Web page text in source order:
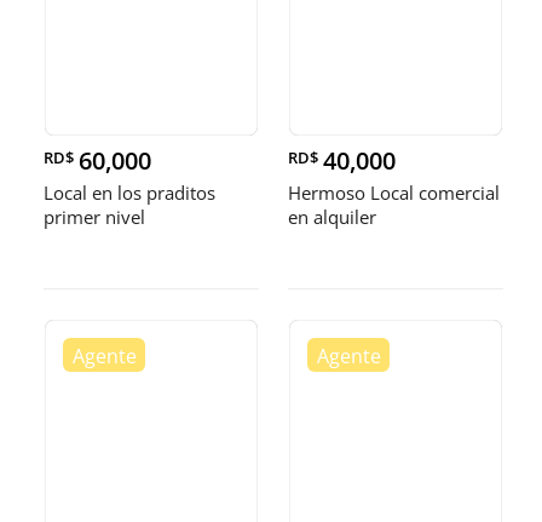
RD$ 60,000
Local en los praditos
primer nivel
RD$ 40,000
Hermoso Local comercial
en alquiler